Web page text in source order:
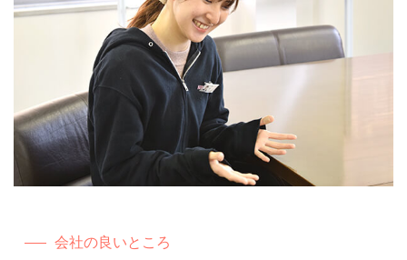
会社の良いところ